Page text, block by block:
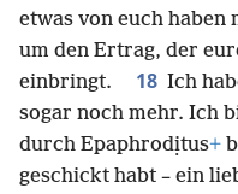
etwas von euch haben
um den Ertrag, der
einbringt.
18 Ich
sogar noch mehr. Ich
durch Epaphrodịtus+
geschickt habt – ein